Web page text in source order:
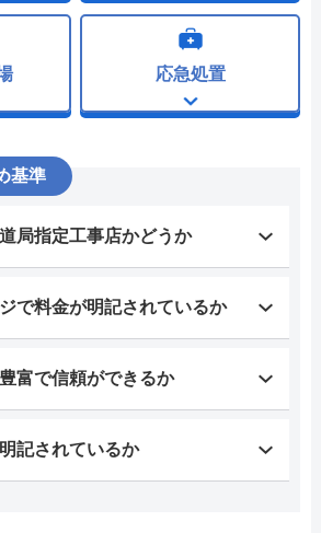
応急処置
基準
局指定工事店かどうか
で料金が明記されているか
富で信頼ができるか
記されているか